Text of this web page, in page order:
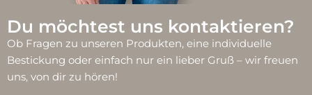
Du möchtest uns kontaktieren?
Ob Fragen zu unseren Produkten, eine individuelle
Bestickung oder einfach nur ein lieber Gruß – wir freuen
uns, von dir zu hören!